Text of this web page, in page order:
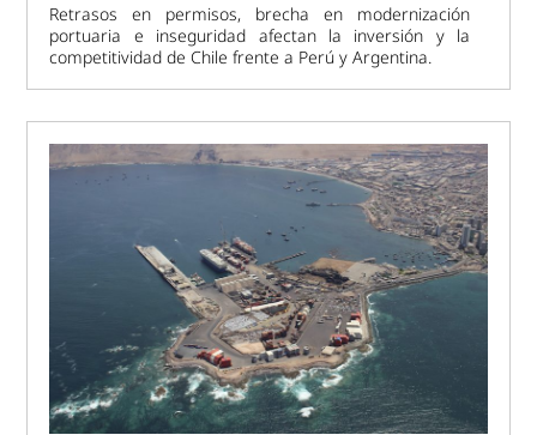
Retrasos en permisos, brecha en modernización
portuaria e inseguridad afectan la inversión y la
competitividad de Chile frente a Perú y Argentina.